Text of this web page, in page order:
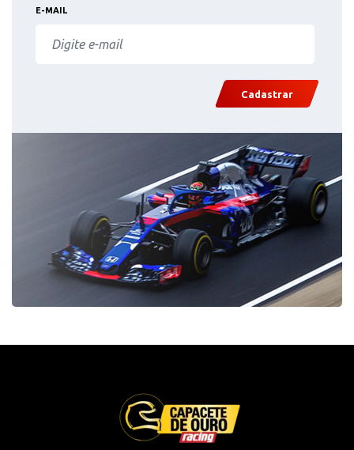
E-MAIL
Cadastrar